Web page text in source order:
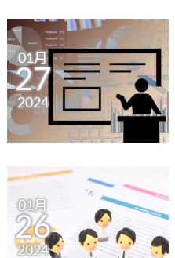
01月
27
2024
01月
26
2024